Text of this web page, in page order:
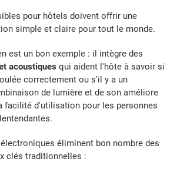
pour hôtels doivent offrir une
simple et claire pour tout le monde.
est un bon exemple : il intègre des
acoustiques qui aident l'hôte à savoir si
correctement ou s'il y a un
de lumière et de son améliore
facilité d'utilisation pour les personnes
éliminent bon nombre des
clés traditionnelles :